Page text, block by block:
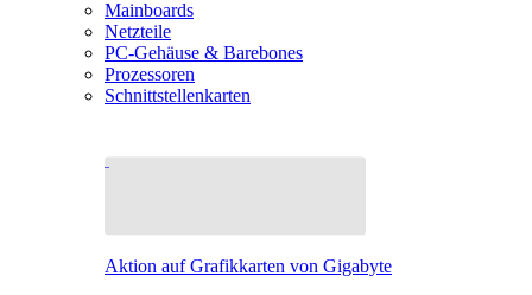
Mainboards
Netzteile
PC-Gehäuse & Barebones
Prozessoren
Schnittstellenkarten
Aktion auf Grafikkarten von Gigabyte